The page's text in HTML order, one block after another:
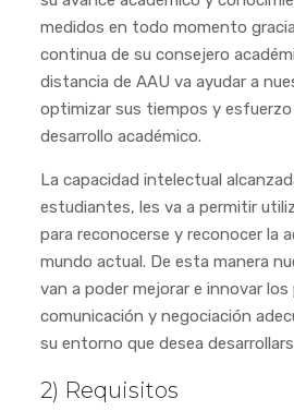
medidos en todo momento
continua de su consejero
distancia de AAU va ayudar a
optimizar sus tiempos y esfuerzo
desarrollo académico.
La capacidad intelectual
estudiantes, les va a permitir
para reconocerse y reconocer la
mundo actual. De esta manera
van a poder mejorar e innovar
comunicación y negociación
su entorno que desea
2) Requisitos